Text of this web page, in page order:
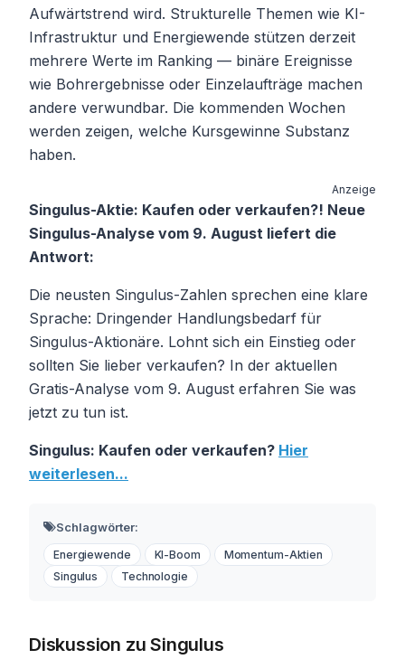
Aufwärtstrend wird. Strukturelle Themen wie KI-
Infrastruktur und Energiewende stützen derzeit
mehrere Werte im Ranking — binäre Ereignisse
wie Bohrergebnisse oder Einzelaufträge machen
andere verwundbar. Die kommenden Wochen
werden zeigen, welche Kursgewinne Substanz
haben.
Anzeige
Singulus-Aktie: Kaufen oder verkaufen?! Neue
Singulus-Analyse vom 9. August liefert die
Antwort:
Die neusten Singulus-Zahlen sprechen eine klare
Sprache: Dringender Handlungsbedarf für
Singulus-Aktionäre. Lohnt sich ein Einstieg oder
sollten Sie lieber verkaufen? In der aktuellen
Gratis-Analyse vom 9. August erfahren Sie was
jetzt zu tun ist.
Singulus: Kaufen oder verkaufen? Hier
weiterlesen...
Schlagwörter:
Energiewende KI-Boom
Momentum-Aktien
Singulus
Technologie
Diskussion zu Singulus